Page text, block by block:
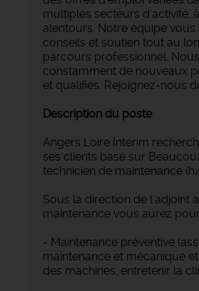
multiples secteurs d'activité,
alentours. Notre équipe
conseils et soutien tout au
parcours professionnel.
constamment de nouveaux
et qualifiés. Rejoignez-nous
Description du poste
Angers Loire Intérim
ses clients basé sur
technicien de maintenance
Sous la direction de l'adjoint
maintenance vous aurez
- Maintenance préventive
maintenance et mécanique
des machines, entretenir la